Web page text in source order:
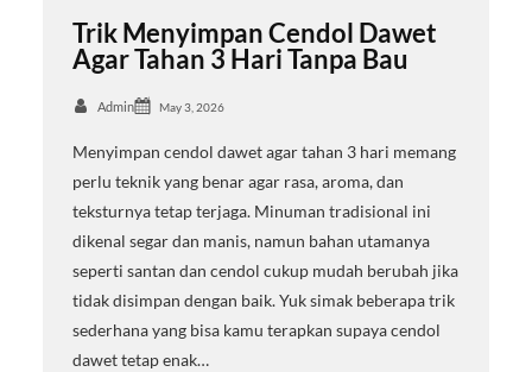
Trik Menyimpan Cendol Dawet
Agar Tahan 3 Hari Tanpa Bau
Admin May 3, 2026
Menyimpan cendol dawet agar tahan 3 hari memang
perlu teknik yang benar agar rasa, aroma, dan
teksturnya tetap terjaga. Minuman tradisional ini
dikenal segar dan manis, namun bahan utamanya
seperti santan dan cendol cukup mudah berubah jika
tidak disimpan dengan baik. Yuk simak beberapa trik
sederhana yang bisa kamu terapkan supaya cendol
dawet tetap enak…